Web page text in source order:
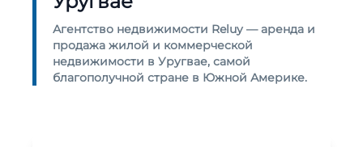
Агентство недвижимости Reluy — аренда и
продажа жилой и коммерческой
недвижимости в Уругвае, самой
благополучной стране в Южной Америке.